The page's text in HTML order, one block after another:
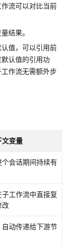
流可以对比当前
结果。
值，可以引用前
认值的引用功
作流无需额外步
文变量
个会话期间持续有
子工作流中直接复
改
自动传递给下游节